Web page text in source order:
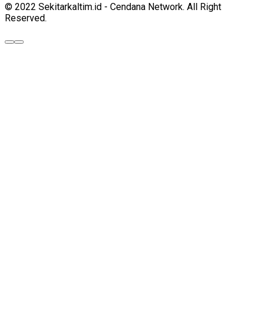
© 2022 Sekitarkaltim.id - Cendana Network. All Right
Reserved.